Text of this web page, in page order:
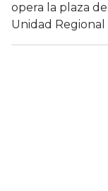
opera la plaza
Unidad